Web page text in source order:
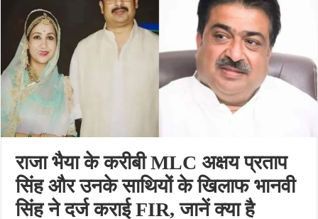
राजा भैया के करीबी MLC अक्षय प्रताप
सिंह और उनके साथियों के खिलाफ भानवी
सिंह ने दर्ज कराई FIR, जानें क्या है